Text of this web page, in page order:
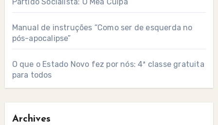
Manual de instruções “Como ser de esquerda no
pós-apocalipse”
O que o Estado Novo fez por nós: 4ª classe gratuita
para todos
Archives